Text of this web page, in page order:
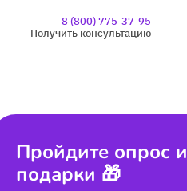
8 (800) 775-37-95
Получить консультацию
Пройдите опрос
подарки 🎁